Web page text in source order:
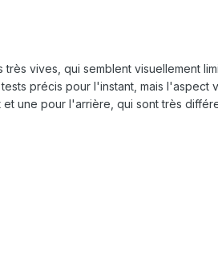
vives, qui semblent visuellement
précis pour l'instant, mais l'aspect
une pour l'arrière, qui sont très